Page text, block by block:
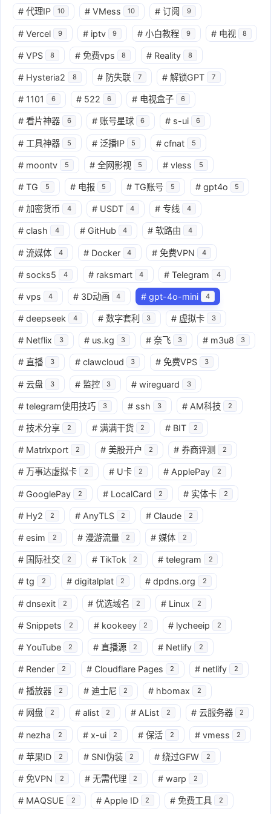
# 代理IP 10 # VMess 10 # 订阅 9
# Vercel 9 # iptv 9 # 小白教程 9 # 电视 8
# VPS 8 # 免费vps 8 # Reality 8
# Hysteria2 8 # 防失联 7 # 解锁GPT 7
# 1101 6 # 522 6 # 电视盒子 6
# 看片神器 6 # 账号星球 6 # s-ui 6
# 工具神器 5 # 泛播IP 5 # cfnat 5
# moontv 5 # 全网影视 5 # vless 5
# TG 5 # 电报 5 # TG账号 5 # gpt4o 5
# 加密货币 4 # USDT 4 # 专线 4
# clash 4 # GitHub 4 # 软路由 4
# 流媒体 4 # Docker 4 # 免费VPN 4
# socks5 4 # raksmart 4 # Telegram 4
# vps 4 # 3D动画 4 # gpt-4o-mini 4
# deepseek 4 # 数字套利 3 # 虚拟卡 3
# Netflix 3 # us.kg 3 # 奈飞 3 # m3u8 3
# 直播 3 # clawcloud 3 # 免费VPS 3
# 云盘 3 # 监控 3 # wireguard 3
# telegram使用技巧 3 # ssh 3 # AM科技 2
# 技术分享 2 # 满满干货 2 # BIT 2
# Matrixport 2 # 美股开户 2 # 券商评测 2
# 万事达虚拟卡 2 # U卡 2 # ApplePay 2
# GooglePay 2 # LocalCard 2 # 实体卡 2
# Hy2 2 # AnyTLS 2 # Claude 2
# esim 2 # 漫游流量 2 # 媒体 2
# 国际社交 2 # TikTok 2 # telegram 2
# tg 2 # digitalplat 2 # dpdns.org 2
# dnsexit 2 # 优选域名 2 # Linux 2
# Snippets 2 # kookeey 2 # lycheeip 2
# YouTube 2 # 直播源 2 # Netlify 2
# Render 2 # Cloudflare Pages 2 # netlify 2
# 播放器 2 # 迪士尼 2 # hbomax 2
# 网盘 2 # alist 2 # AList 2 # 云服务器 2
# nezha 2 # x-ui 2 # 保活 2 # vmess 2
# 苹果ID 2 # SNI伪装 2 # 绕过GFW 2
# 免VPN 2 # 无需代理 2 # warp 2
# MAQSUE 2 # Apple ID 2 # 免费工具 2